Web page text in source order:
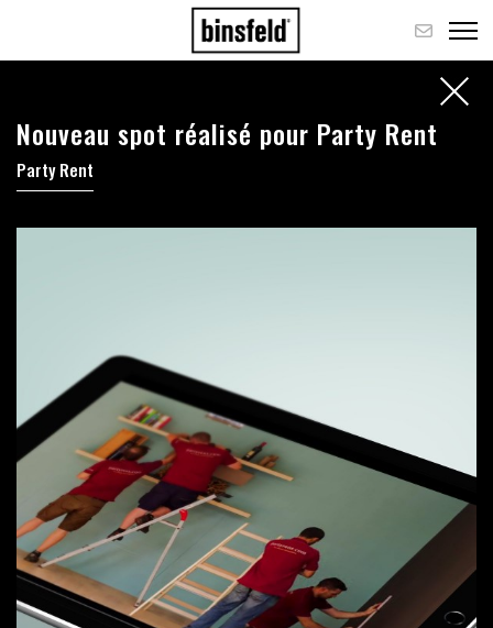
Nouveau spot réalisé pour Party Rent
Party Rent